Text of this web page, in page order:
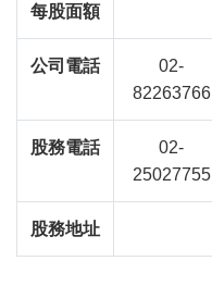
每股面額
公司電話
02-
82263766
股務電話
02-
25027755
股務地址